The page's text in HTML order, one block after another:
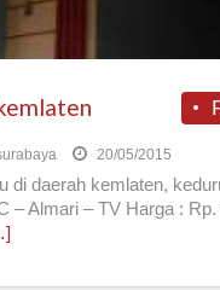
20/05/2015
di daerah kemlaten,
– Almari – TV Harga :